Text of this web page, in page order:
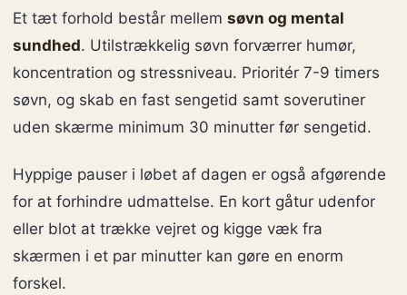
Et tæt forhold består mellem søvn og mental
sundhed. Utilstrækkelig søvn forværrer humør,
koncentration og stressniveau. Prioritér 7-9 timers
søvn, og skab en fast sengetid samt soverutiner
uden skærme minimum 30 minutter før sengetid.
Hyppige pauser i løbet af dagen er også afgørende
for at forhindre udmattelse. En kort gåtur udenfor
eller blot at trække vejret og kigge væk fra
skærmen i et par minutter kan gøre en enorm
forskel.